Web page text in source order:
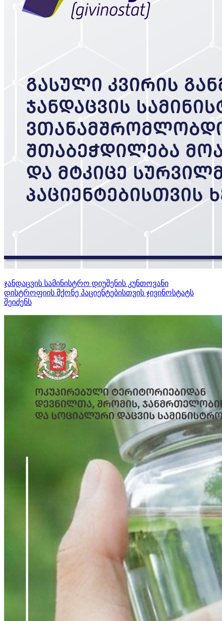
ჯანდაცვის სამინისტრო დიუშენის კუნთოვანი
დისტროფიის მქონე პაციენტებისთვის ჯივინოსტატს
შეიძენს